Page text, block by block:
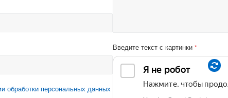
Введите текст с картинки *
обработки персональных данных